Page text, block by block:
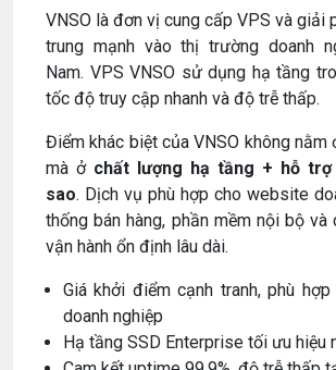
VNSO là đơn vị cung cấp VPS và giải
trung mạnh vào thị trường doanh
Nam. VPS VNSO sử dụng hạ tầng
tốc độ truy cập nhanh và độ trễ thấp.
Điểm khác biệt của VNSO không nằm
mà ở chất lượng hạ tầng + hỗ
sao. Dịch vụ phù hợp cho website
thống bán hàng, phần mềm nội bộ và
vận hành ổn định lâu dài.
Giá khởi điểm cạnh tranh, phù
doanh nghiệp
Hạ tầng SSD Enterprise tối ưu hiệu